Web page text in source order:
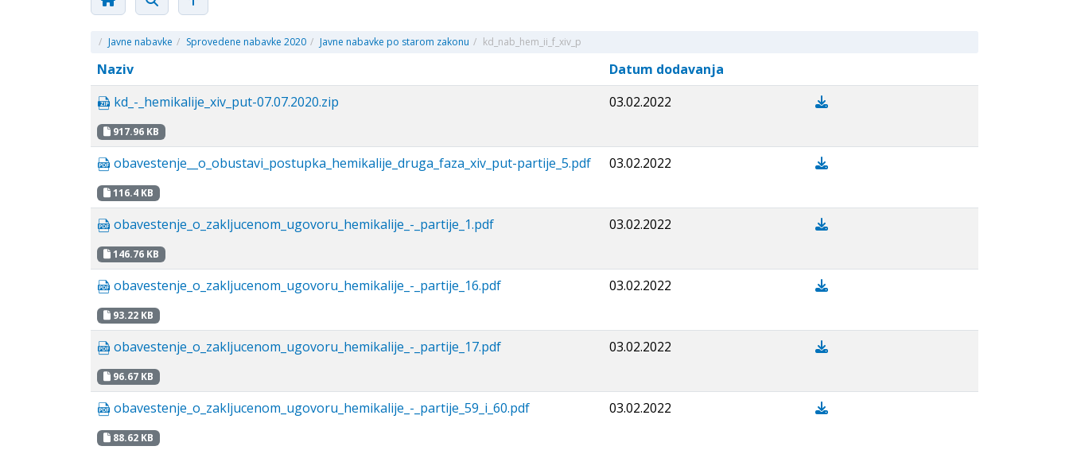
/ Javne nabavke / Sprovedene nabavke 2020 / Javne nabavke po starom zakonu / kd_nab_hem_ii_f_xiv_p
Naziv
Datum dodavanja
kd_-_hemikalije_xiv_put-07.07.2020.zip
917.96 KB
03.02.2022
obavestenje__o_obustavi_postupka_hemikalije_druga_faza_xiv_put-partijе_5.pdf
116.4 KB
03.02.2022
obavestenje_о_zakljucenom_ugovoru_hemikalije_-_partije_1.pdf
146.76 KB
03.02.2022
obavestenje_о_zakljucenom_ugovoru_hemikalije_-_partije_16.pdf
93.22 KB
03.02.2022
obavestenje_о_zakljucenom_ugovoru_hemikalije_-_partije_17.pdf
96.67 KB
03.02.2022
obavestenje_о_zakljucenom_ugovoru_hemikalije_-_partije_59_i_60.pdf
88.62 KB
03.02.2022